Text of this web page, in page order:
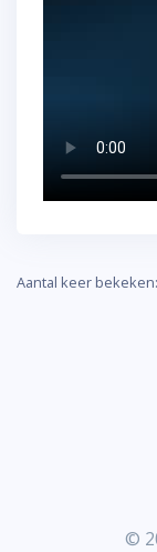
Aantal keer
©